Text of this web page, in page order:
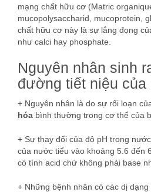
mạng chất hữu cơ (Matric
mucopolysaccharid, mucoprotein,
chất hữu cơ này là sự lắng đọng
như calci hay phosphate.
Nguyên nhân sinh
đường tiết niệu của
+ Nguyên nhân là do sự rối loạn
hóa bình thường trong cơ thể của
+ Sự thay đổi của độ pH trong
của nước tiểu vào khoảng 5.6 đến
có tính acid chứ không phải base
+ Những bệnh nhân có các dị